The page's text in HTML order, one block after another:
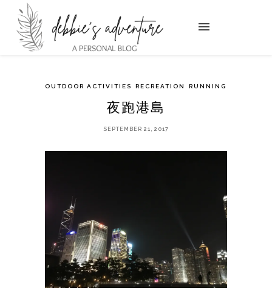
OUTDOOR ACTIVITIES RECREATION RUNNING
夜跑港島
SEPTEMBER 21, 2017